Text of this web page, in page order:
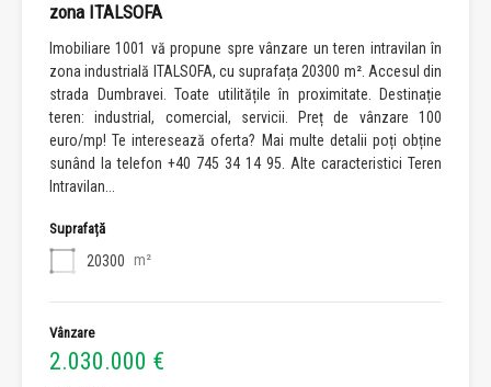
zona ITALSOFA
Imobiliare 1001 vă propune spre vânzare un teren intravilan în
zona industrială ITALSOFA, cu suprafața 20300 m². Accesul din
strada Dumbravei. Toate utilitățile în proximitate. Destinație
teren: industrial, comercial, servicii. Preț de vânzare 100
euro/mp! Te interesează oferta? Mai multe detalii poți obține
sunând la telefon +40 745 34 14 95. Alte caracteristici Teren
Intravilan...
Suprafață
20300 m²
Vânzare
2.030.000 €